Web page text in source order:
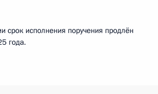
срок исполнения поручения продлён
года.